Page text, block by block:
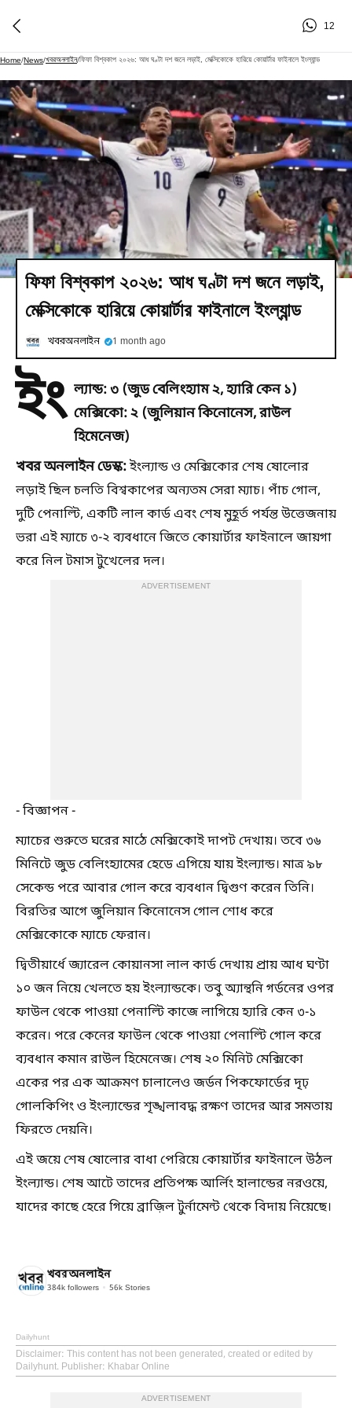
12
Home/News/খবরঅনলাইন/ফিফা বিশ্বকাপ ২০২৬: আধ ঘণ্টা দশ জনে লড়াই, মেক্সিকোকে হারিয়ে কোয়ার্টার ফাইনালে ইংল্যান্ড
ফিফা বিশ্বকাপ ২০২৬: আধ ঘণ্টা দশ জনে লড়াই,
মেক্সিকোকে হারিয়ে কোয়ার্টার ফাইনালে ইংল্যান্ড
খবরঅনলাইন 1 month ago
ইং ল্যান্ড: ৩ (জুড বেলিংহ্যাম ২, হ্যারি কেন ১)
মেক্সিকো: ২ (জুলিয়ান কিনোনেস, রাউল
হিমেনেজ)
খবর অনলাইন ডেস্ক:ইংল্যান্ড ও মেক্সিকোর শেষ ষোলোর
লড়াই ছিল চলতি বিশ্বকাপের অন্যতম সেরা ম্যাচ। পাঁচ গোল,
দুটি পেনাল্টি, একটি লাল কার্ড এবং শেষ মুহূর্ত পর্যন্ত উত্তেজনায়
ভরা এই ম্যাচে ৩-২ ব্যবধানে জিতে কোয়ার্টার ফাইনালে জায়গা
করে নিল টমাস টুখেলের দল।
ADVERTISEMENT
- বিজ্ঞাপন -
ম্যাচের শুরুতে ঘরের মাঠে মেক্সিকোই দাপট দেখায়। তবে ৩৬
মিনিটে জুড বেলিংহ্যামের হেডে এগিয়ে যায় ইংল্যান্ড। মাত্র ৯৮
সেকেন্ড পরে আবার গোল করে ব্যবধান দ্বিগুণ করেন তিনি।
বিরতির আগে জুলিয়ান কিনোনেস গোল শোধ করে
মেক্সিকোকে ম্যাচে ফেরান।
দ্বিতীয়ার্ধে জ্যারেল কোয়ানসা লাল কার্ড দেখায় প্রায় আধ ঘণ্টা
১০ জন নিয়ে খেলতে হয় ইংল্যান্ডকে। তবু অ্যান্থনি গর্ডনের ওপর
ফাউল থেকে পাওয়া পেনাল্টি কাজে লাগিয়ে হ্যারি কেন ৩-১
করেন। পরে কেনের ফাউল থেকে পাওয়া পেনাল্টি গোল করে
ব্যবধান কমান রাউল হিমেনেজ। শেষ ২০ মিনিট মেক্সিকো
একের পর এক আক্রমণ চালালেও জর্ডন পিকফোর্ডের দৃঢ়
গোলকিপিং ও ইংল্যান্ডের শৃঙ্খলাবদ্ধ রক্ষণ তাদের আর সমতায়
ফিরতে দেয়নি।
এই জয়ে শেষ ষোলোর বাধা পেরিয়ে কোয়ার্টার ফাইনালে উঠল
ইংল্যান্ড। শেষ আটে তাদের প্রতিপক্ষ আর্লিং হালান্ডের নরওয়ে,
যাদের কাছে হেরে গিয়ে ব্রাজ়িল টুর্নামেন্ট থেকে বিদায় নিয়েছে।
খবরঅনলাইন
384k followers 56k Stories
Dailyhunt
Disclaimer: This content has not been generated, created or edited by
Dailyhunt. Publisher: Khabar Online
ADVERTISEMENT